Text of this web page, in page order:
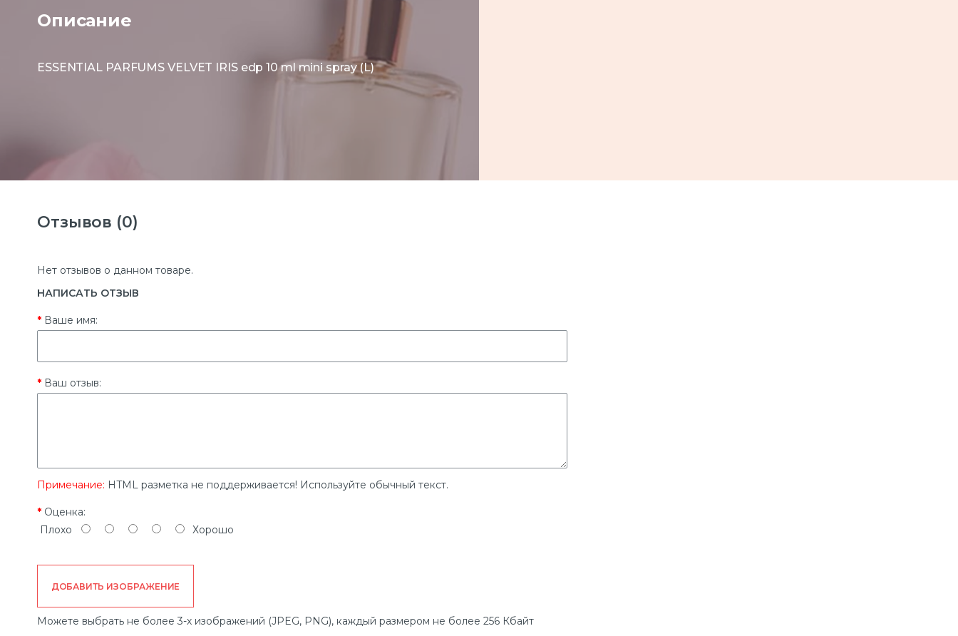
Описание
ESSENTIAL PARFUMS VELVET IRIS edp 10 ml mini spray (L)
Отзывов (0)
Нет отзывов о данном товаре.
НАПИСАТЬ ОТЗЫВ
Ваше имя:
Ваш отзыв:
Примечание: HTML разметка не поддерживается! Используйте обычный текст.
Оценка:
Плохо
Хорошо
ДОБАВИТЬ ИЗОБРАЖЕНИЕ
Можете выбрать не более 3-х изображений (JPEG, PNG), каждый размером не более 256 Кбайт